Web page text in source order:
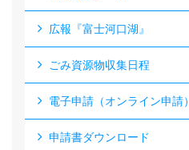
広報『富士河口湖』
ごみ資源物収集日程
電子申請（オンライン申請）
申請書ダウンロード